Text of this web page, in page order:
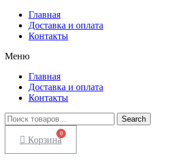
Главная
Доставка и оплата
Контакты
Меню
Главная
Доставка и оплата
Контакты
Search
Корзина